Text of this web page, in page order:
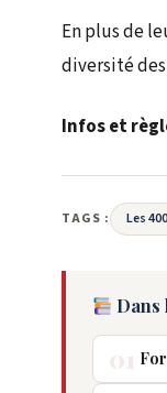
En plus de
diversité
Infos et
TAGS : Les
Dans